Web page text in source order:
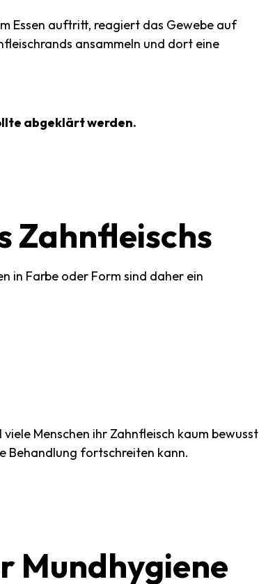
Essen auftritt, reagiert das Gewebe auf
ansammeln und dort eine
abgeklärt werden.
Zahnfleischs
in Farbe oder Form sind daher ein
Menschen ihr Zahnfleisch kaum bewusst
Behandlung fortschreiten kann.
Mundhygiene